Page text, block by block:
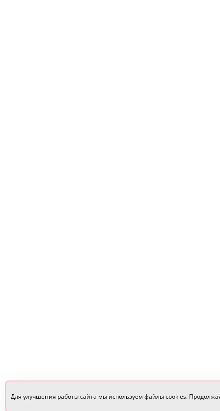
Для улучшения работы сайта мы используем файлы cookies.